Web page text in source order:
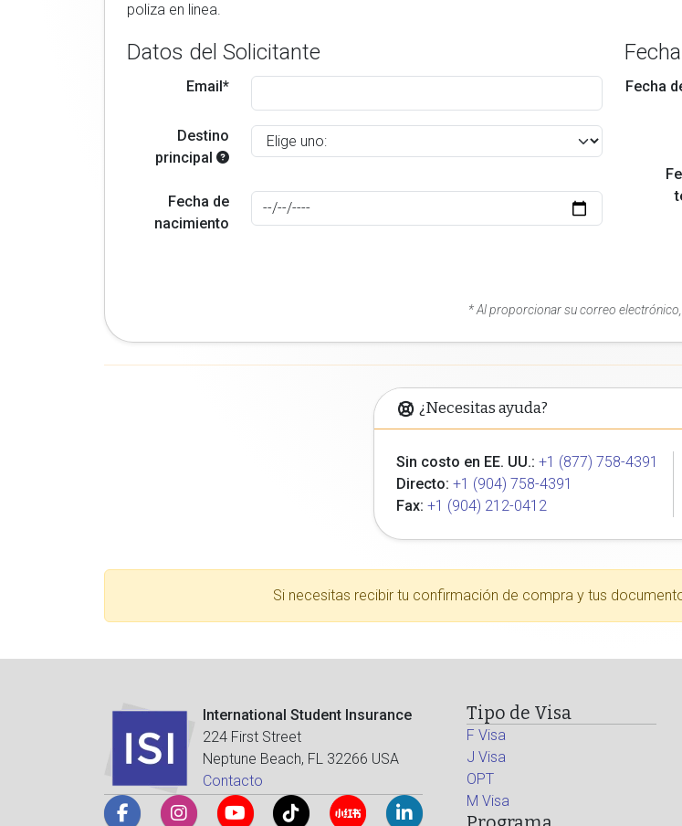
poliza en linea.
Datos del Solicitante
Email*
Destino
principal
Fecha de
nacimiento
Fecha
* Al proporcionar su correo
¿Necesitas ayuda?
Sin costo en EE. UU.: +1 (877) 758-4391
Directo: +1 (904) 758-4391
Fax: +1 (904) 212-0412
Si necesitas recibir tu confirmación de compra y tus
International Student Insurance
224 First Street
Neptune Beach, FL 32266 USA
Contacto
Tipo de Visa
F Visa
J Visa
OPT
M Visa